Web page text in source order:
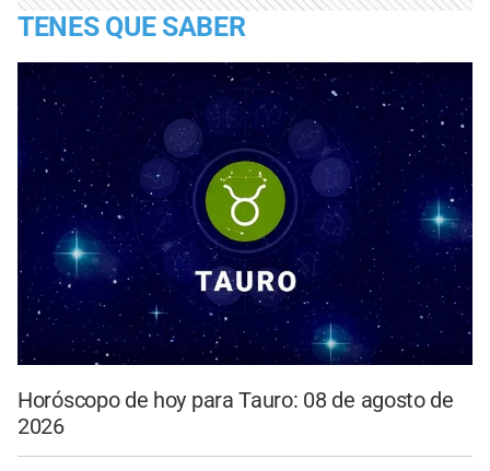
TENES QUE SABER
Horóscopo de hoy para Tauro: 08 de agosto de
2026